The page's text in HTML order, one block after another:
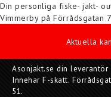
Din personliga fiske- jakt-
Vimmerby på Förrådsgatan 7
Aktuella
Asonjakt.se din
Innehar F-skatt.
51.